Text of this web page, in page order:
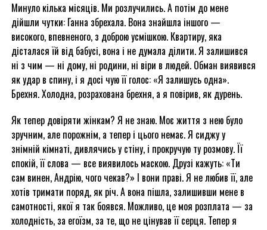
Минуло кілька місяців. Ми розлучились. А потім до мене
дійшли чутки: Ганна збрехала. Вона знайшла іншого —
високого, впевненого, з доброю усмішкою. Квартиру, яка
дісталася їй від бабусі, вона і не думала ділити. Я залишився
ні з чим — ні дому, ні родини, ні віри в людей. Обман виявився
як удар в спину, і я досі чую її голос: «Я залишусь одна».
Брехня. Холодна, розрахована брехня, а я повірив, як дурень.
Як тепер довіряти жінкам? Я не знаю. Моє життя з нею було
зручним, але порожнім, а тепер і цього немає. Я сиджу у
знімній кімнаті, дивлячись у стіну, і прокручую ту розмову. Її
спокій, її слова — все виявилось маскою. Друзі кажуть: «Ти
сам винен, Андрію, чого чекав?» І вони праві. Я не любив її, але
хотів тримати поряд, як річ. А вона пішла, залишивши мене в
самотності, якої я так боявся. Можливо, це моя розплата — за
холодність, за егоїзм, за те, що не цінував її серця. Тепер я